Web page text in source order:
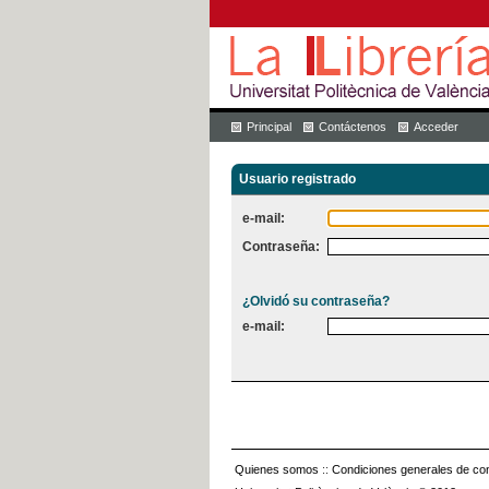
Principal Contáctenos Acceder
Usuario registrado
e-mail:
Contraseña:
¿Olvidó su contraseña?
e-mail:
Quienes somos :: Condiciones generales de